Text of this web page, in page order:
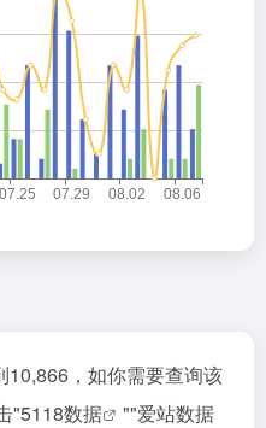
，如你需要查询该
"5118数据 ""爱站数据